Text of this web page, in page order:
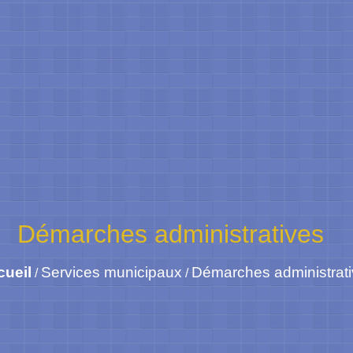
Démarches administratives
/ Services municipaux / Démarches